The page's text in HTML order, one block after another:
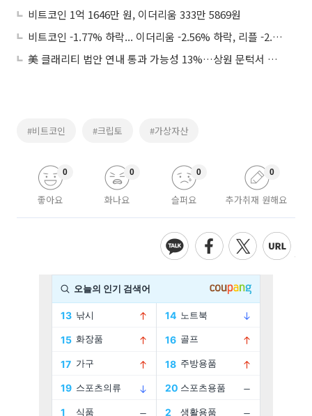
비트코인 1억 1646만 원, 이더리움 333만 5869원
비트코인 -1.77% 하락... 이더리움 -2.56% 하락, 리플 -2.65% 하락
美 클래리티 법안 연내 통과 가능성 13%…상원 문턱서 제동
#비트코인 #크립토 #가상자산
좋아요
0
화나요
0
슬퍼요
0
추가취재 원해요
0